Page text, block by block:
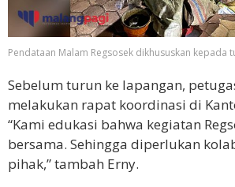
Pendataan Malam Regsosek dikhususkan kepada
Sebelum turun ke lapangan,
melakukan rapat koordinasi di
“Kami edukasi bahwa kegiatan
bersama. Sehingga diperlukan
pihak,” tambah Erny.